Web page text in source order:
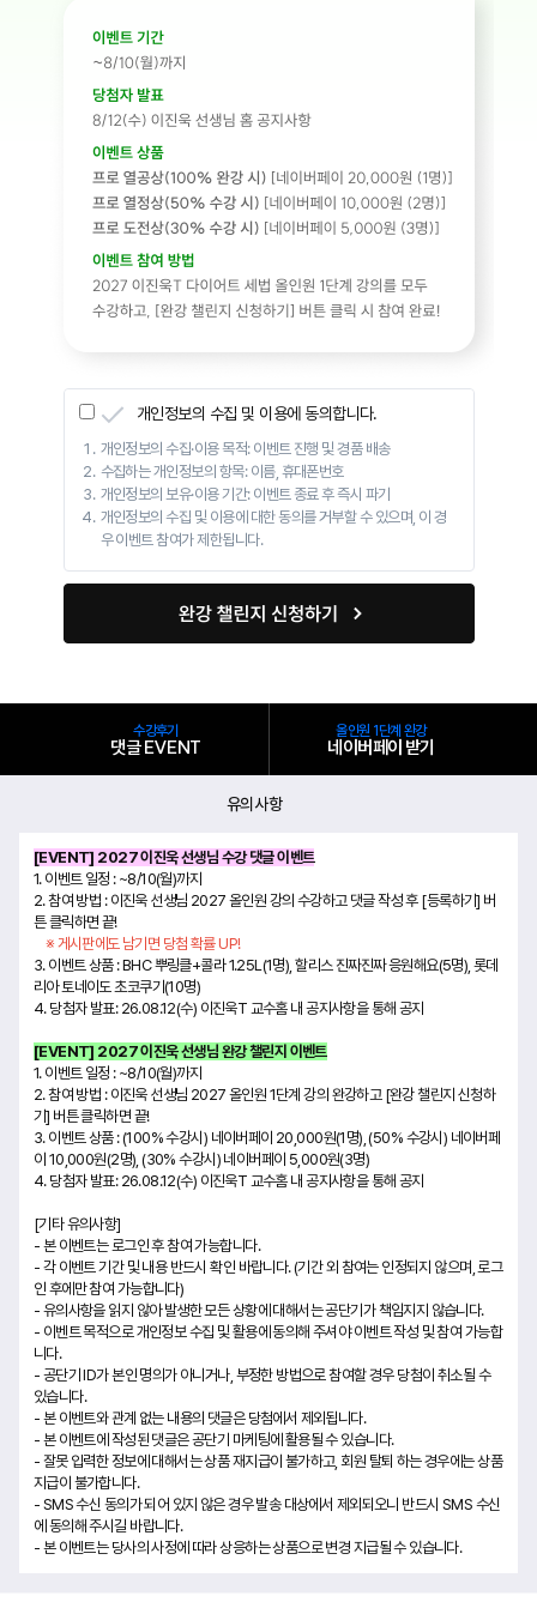
개인정보의 수집 및 이용에 동의합니다.
개인정보의 수집·이용 목적: 이벤트 진행 및 경품 배송
수집하는 개인정보의 항목: 이름, 휴대폰번호
개인정보의 보유·이용 기간: 이벤트 종료 후 즉시 파기
개인정보의 수집 및 이용에 대한 동의를 거부할 수 있으며, 이 경
우 이벤트 참여가 제한됩니다.
수강후기
댓글 EVENT
올인원 1단계 완강
네이버페이 받기
유의사항
[EVENT] 2027 이진욱 선생님 수강 댓글 이벤트
1. 이벤트 일정 : ~8/10(월)까지
2. 참여 방법 : 이진욱 선생님 2027 올인원 강의 수강하고 댓글 작성 후 [등록하기] 버
튼 클릭하면 끝!
※ 게시판에도 남기면 당첨 확률 UP!
3. 이벤트 상품 : BHC 뿌링클+콜라 1.25L(1명), 할리스 진짜진짜 응원해요(5명), 롯데
리아 토네이도 초코쿠기(10명)
4. 당첨자 발표: 26.08.12(수) 이진욱T 교수홈 내 공지사항을 통해 공지
[EVENT] 2027 이진욱 선생님 완강 챌린지 이벤트
1. 이벤트 일정 : ~8/10(월)까지
2. 참여 방법 : 이진욱 선생님 2027 올인원 1단계 강의 완강하고 [완강 챌린지 신청하
기] 버튼 클릭하면 끝!
3. 이벤트 상품 : (100% 수강시) 네이버페이 20,000원(1명), (50% 수강시) 네이버페
이 10,000원(2명), (30% 수강시) 네이버페이 5,000원(3명)
4. 당첨자 발표: 26.08.12(수) 이진욱T 교수홈 내 공지사항을 통해 공지
[기타 유의사항]
- 본 이벤트는 로그인 후 참여 가능합니다.
- 각 이벤트 기간 및 내용 반드시 확인 바랍니다. (기간 외 참여는 인정되지 않으며, 로그
인 후에만 참여 가능합니다)
- 유의사항을 읽지 않아 발생한 모든 상황에 대해서는 공단기가 책임지지 않습니다.
- 이벤트 목적으로 개인정보 수집 및 활용에 동의해 주셔야 이벤트 작성 및 참여 가능합
니다.
- 공단기 ID가 본인 명의가 아니거나, 부정한 방법으로 참여할 경우 당첨이 취소될 수
있습니다.
- 본 이벤트와 관계 없는 내용의 댓글은 당첨에서 제외됩니다.
- 본 이벤트에 작성된 댓글은 공단기 마케팅에 활용될 수 있습니다.
- 잘못 입력한 정보에 대해서는 상품 재지급이 불가하고, 회원 탈퇴 하는 경우에는 상품
지급이 불가합니다.
- SMS 수신 동의가 되어 있지 않은 경우 발송 대상에서 제외되오니 반드시 SMS 수신
에 동의해 주시길 바랍니다.
- 본 이벤트는 당사의 사정에 따라 상응하는 상품으로 변경 지급될 수 있습니다.